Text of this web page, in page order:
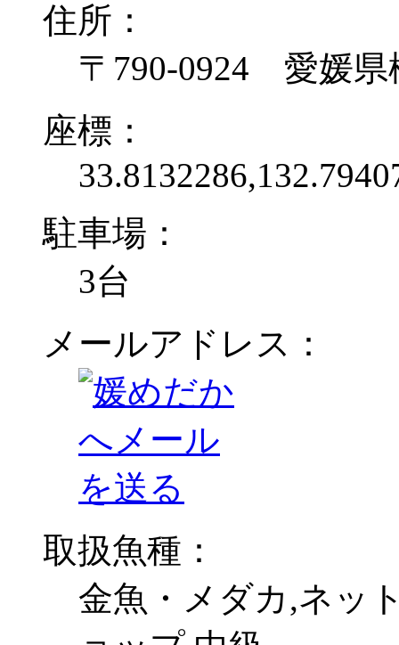
住所：
〒790-0924 愛媛県
座標：
駐車場：
3台
メールアドレス：
取扱魚種：
金魚・メダカ,ネッ